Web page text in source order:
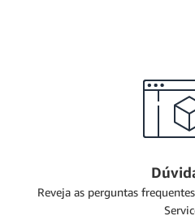
Reveja as perguntas